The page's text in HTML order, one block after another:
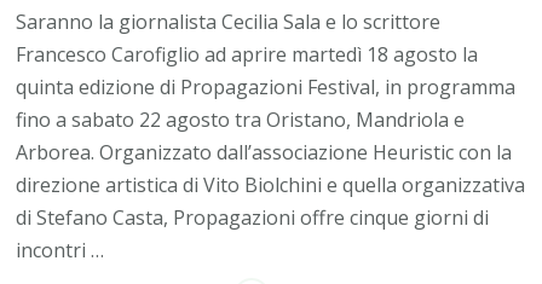
Saranno la giornalista Cecilia Sala e lo scrittore
Francesco Carofiglio ad aprire martedì 18 agosto la
quinta edizione di Propagazioni Festival, in programma
fino a sabato 22 agosto tra Oristano, Mandriola e
Arborea. Organizzato dall’associazione Heuristic con la
direzione artistica di Vito Biolchini e quella organizzativa
di Stefano Casta, Propagazioni offre cinque giorni di
incontri …